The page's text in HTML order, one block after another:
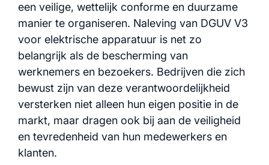
een veilige, wettelijk conforme en duurzame
manier te organiseren. Naleving van DGUV V3
voor elektrische apparatuur is net zo
belangrijk als de bescherming van
werknemers en bezoekers. Bedrijven die zich
bewust zijn van deze verantwoordelijkheid
versterken niet alleen hun eigen positie in de
markt, maar dragen ook bij aan de veiligheid
en tevredenheid van hun medewerkers en
klanten.